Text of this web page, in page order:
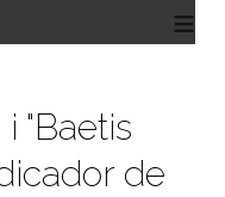
≡
"Baetis
de